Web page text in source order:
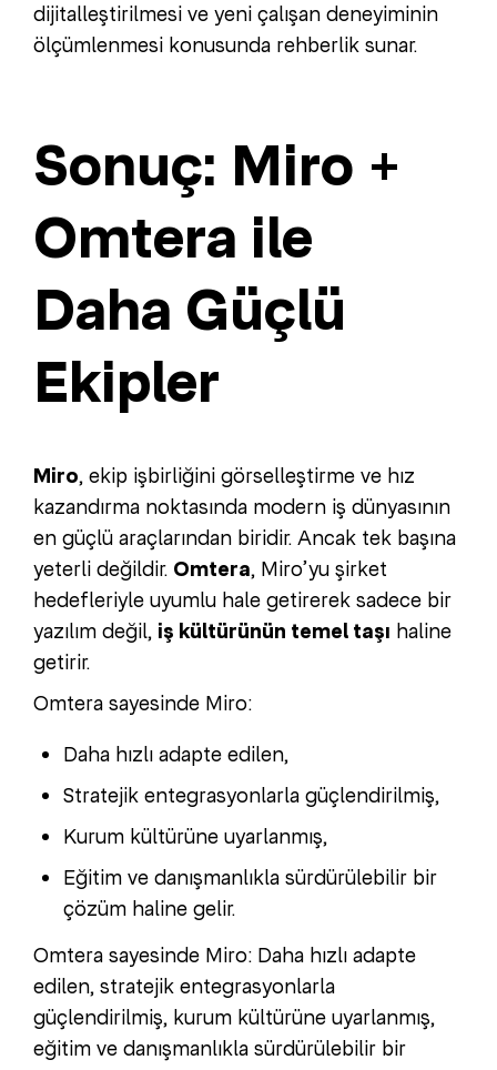
dijitalleştirilmesi ve yeni çalışan deneyiminin
ölçümlenmesi konusunda rehberlik sunar.
Sonuç: Miro +
Omtera ile
Daha Güçlü
Ekipler
Miro, ekip işbirliğini görselleştirme ve hız
kazandırma noktasında modern iş dünyasının
en güçlü araçlarından biridir. Ancak tek başına
yeterli değildir. Omtera, Miro’yu şirket
hedefleriyle uyumlu hale getirerek sadece bir
yazılım değil, iş kültürünün temel taşı haline
getirir.
Omtera sayesinde Miro:
Daha hızlı adapte edilen,
Stratejik entegrasyonlarla güçlendirilmiş,
Kurum kültürüne uyarlanmış,
Eğitim ve danışmanlıkla sürdürülebilir bir
çözüm haline gelir.
Omtera sayesinde Miro: Daha hızlı adapte
edilen, stratejik entegrasyonlarla
güçlendirilmiş, kurum kültürüne uyarlanmış,
eğitim ve danışmanlıkla sürdürülebilir bir